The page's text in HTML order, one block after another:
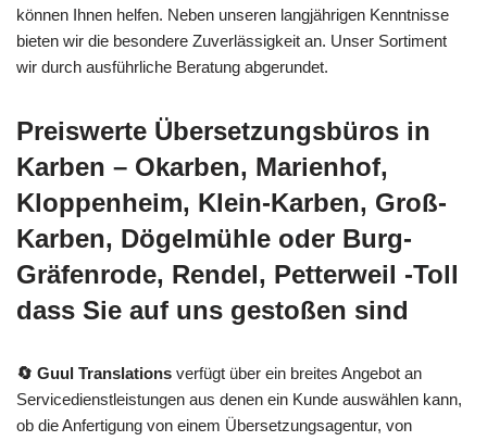
können Ihnen helfen. Neben unseren langjährigen Kenntnisse
bieten wir die besondere Zuverlässigkeit an. Unser Sortiment
wir durch ausführliche Beratung abgerundet.
Preiswerte Übersetzungsbüros in
Karben – Okarben, Marienhof,
Kloppenheim, Klein-Karben, Groß-
Karben, Dögelmühle oder Burg-
Gräfenrode, Rendel, Petterweil -Toll
dass Sie auf uns gestoßen sind
🔄 Guul Translations verfügt über ein breites Angebot an
Servicedienstleistungen aus denen ein Kunde auswählen kann,
ob die Anfertigung von einem Übersetzungsagentur, von